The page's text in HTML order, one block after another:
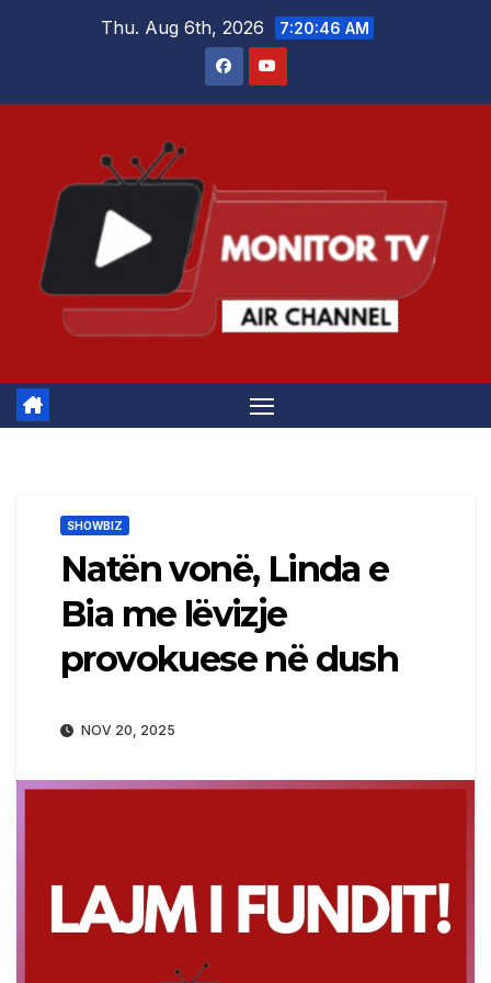
Thu. Aug 6th, 2026 7:20:46 AM
SHOWBIZ
Natën vonë, Linda e
Bia me lëvizje
provokuese në dush
NOV 20, 2025